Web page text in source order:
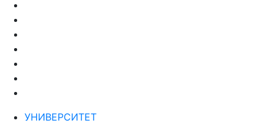
УНИВЕРСИТЕТ